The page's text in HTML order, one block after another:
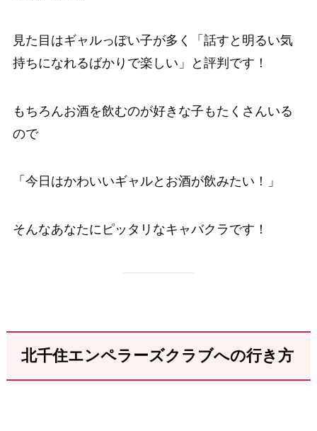
見た目はギャルっぽい子が多く「話すと明るい気
持ちになれるばかりで楽しい」と評判です！
もちろんお酒を飲むのが好きな子もたくさんいる
ので
「今日はかわいいギャルとお酒が飲みたい！」
そんなあなたにピッタリなキャバクラです！
北千住エンペラーズクラブへの行き方